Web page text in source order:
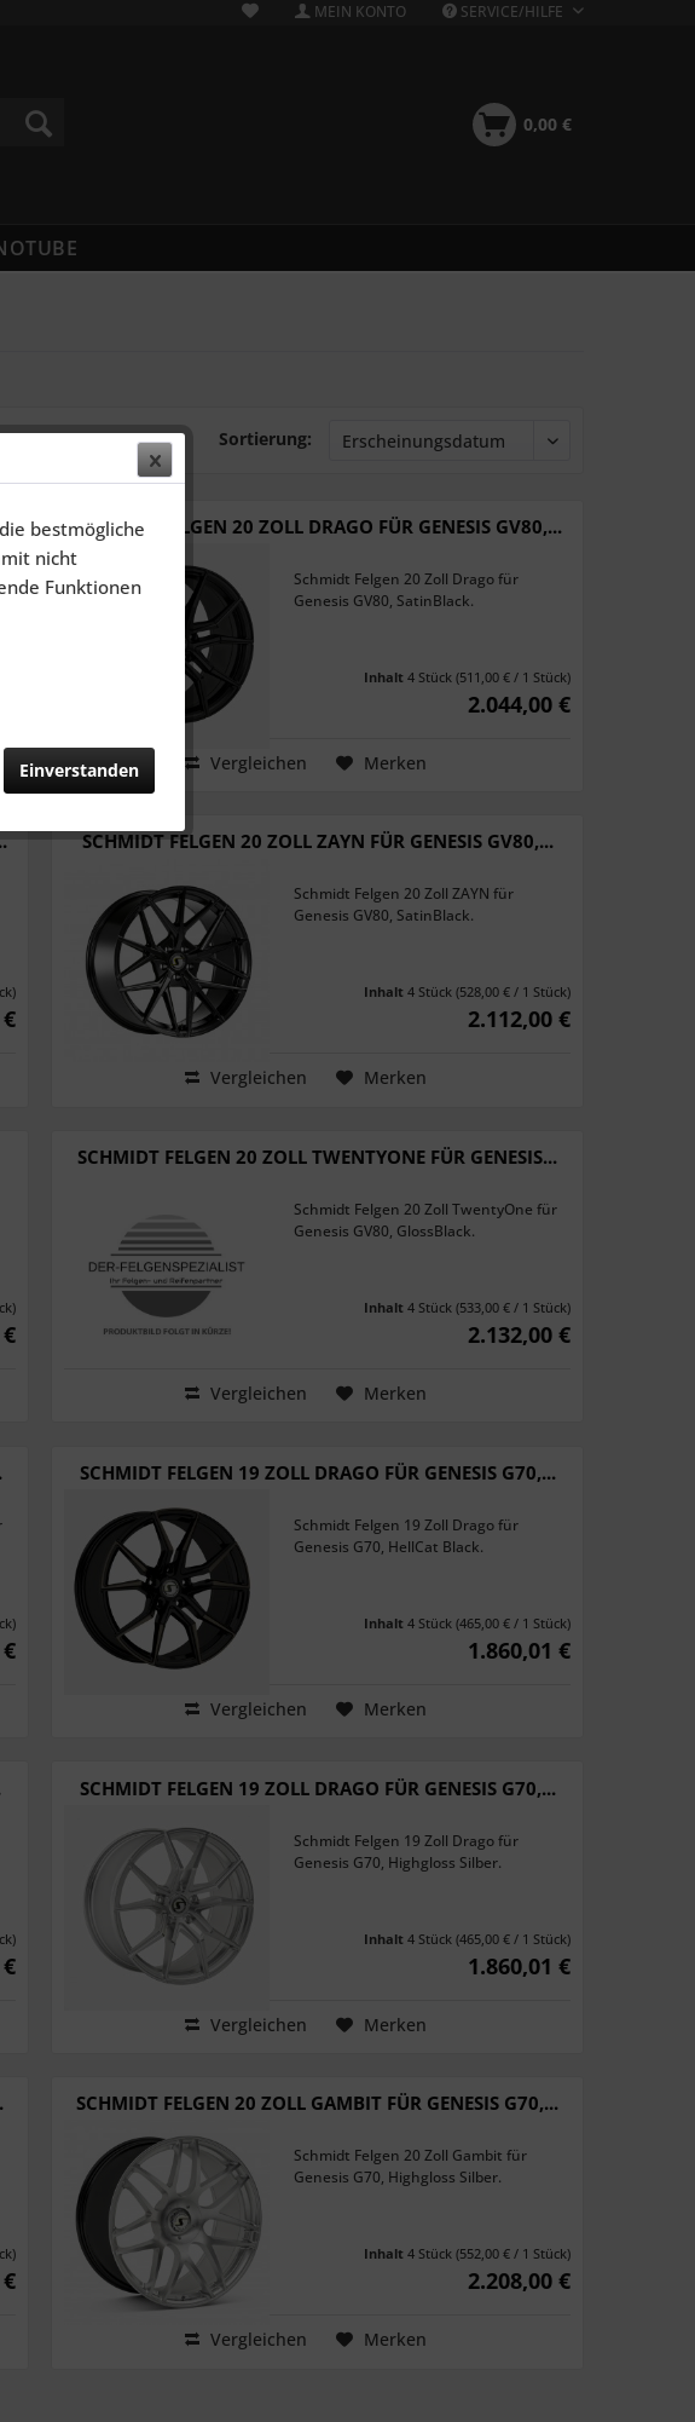
MEIN KONTO SERVICE/HILFE
0,00 €
Sortierung:
SCHMIDT FELGEN 20 ZOLL DRAGO FÜR GENESIS GV80,...
Schmidt Felgen 20 Zoll Drago für
Genesis GV80, SatinBlack.
Inhalt 4 Stück (511,00 € / 1 Stück)
2.044,00 €
Vergleichen Merken
SCHMIDT FELGEN 20 ZOLL ZAYN FÜR GENESIS GV80,...
Schmidt Felgen 20 Zoll ZAYN für
Genesis GV80, SatinBlack.
Inhalt 4 Stück (528,00 € / 1 Stück)
2.112,00 €
Vergleichen Merken
SCHMIDT FELGEN 20 ZOLL TWENTYONE FÜR GENESIS...
Schmidt Felgen 20 Zoll TwentyOne für
Genesis GV80, GlossBlack.
Inhalt 4 Stück (533,00 € / 1 Stück)
2.132,00 €
Vergleichen Merken
SCHMIDT FELGEN 19 ZOLL DRAGO FÜR GENESIS G70,...
Schmidt Felgen 19 Zoll Drago für
Genesis G70, HellCat Black.
Inhalt 4 Stück (465,00 € / 1 Stück)
1.860,01 €
Vergleichen Merken
SCHMIDT FELGEN 19 ZOLL DRAGO FÜR GENESIS G70,...
Schmidt Felgen 19 Zoll Drago für
Genesis G70, Highgloss Silber.
Inhalt 4 Stück (465,00 € / 1 Stück)
1.860,01 €
Vergleichen Merken
SCHMIDT FELGEN 20 ZOLL GAMBIT FÜR GENESIS G70,...
Schmidt Felgen 20 Zoll Gambit für
Genesis G70, Highgloss Silber.
Inhalt 4 Stück (552,00 € / 1 Stück)
2.208,00 €
Vergleichen Merken
bestmögliche
nicht
Funktionen
Einverstanden